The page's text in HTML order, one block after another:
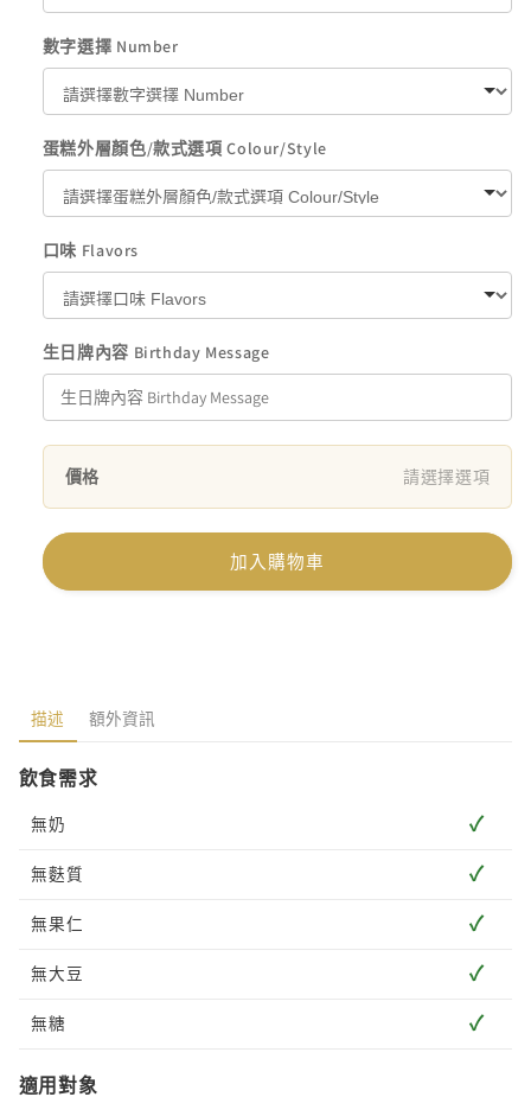
數字選擇 Number
蛋糕外層顏色/款式選項 Colour/Style
口味 Flavors
生日牌內容 Birthday Message
價格 請選擇選項
加入購物車
描述 額外資訊
飲食需求
無奶 ✓
無麩質 ✓
無果仁 ✓
無大豆 ✓
無糖 ✓
適用對象